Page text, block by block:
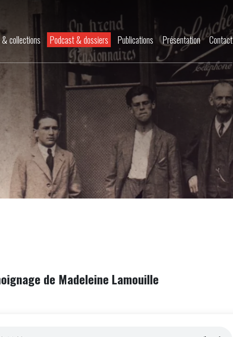
& collections Podcast & dossiers Publications Présentation Contact
de Madeleine Lamouille